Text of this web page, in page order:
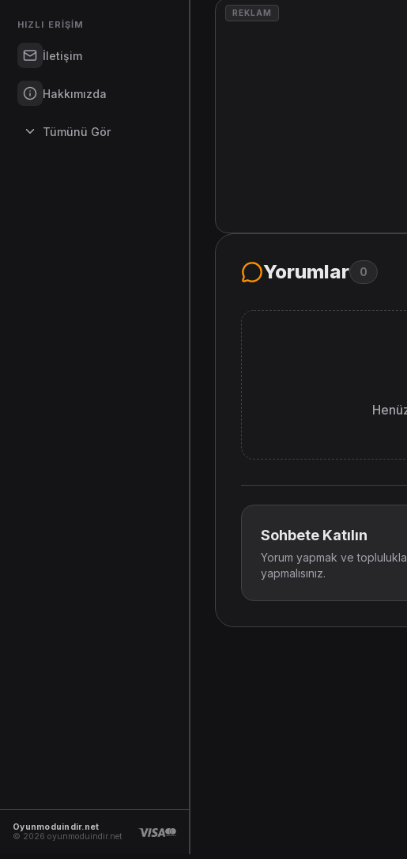
HIZLI ERIŞIM
İletişim
Hakkımızda
Tümünü Gör
Oyunmoduindir.net
© 2026 oyunmoduindir.net
REKLAM
Yorumlar 0
Sohbete Katılın
Yorum yapmak ve
yapmalısınız.